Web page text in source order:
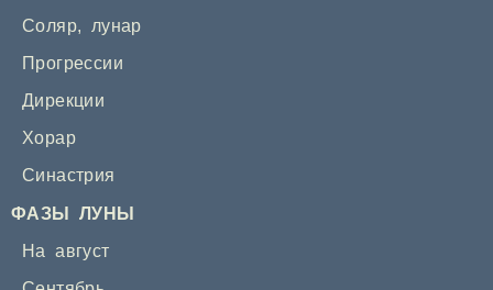
Соляр, лунар
Прогрессии
Дирекции
Хорар
Синастрия
ФАЗЫ ЛУНЫ
На август